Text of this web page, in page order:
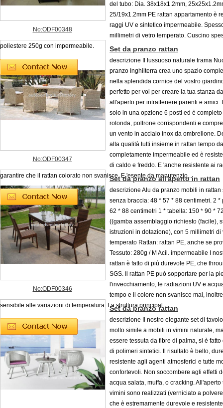
No:ODF00348
del tubo: Dia. 38x18x1.2mm,
25/19x1.2mm PE rattan appartamento è
raggi UV e sintetico impermeabile.
millimetri di vetro temperato. Cuscino
poliestere 250g con impermeabile.
No:ODF00347
Set da pranzo rattan
descrizione Il lussuoso naturale trama
pranzo Inghilterra crea uno spazio
nella splendida cornice del vostro
perfetto per voi per creare la tua stanza
all'aperto per intrattenere parenti e amici.
solo in una opzione 6 posti ed è
rotonda, poltrone corrispondenti e
un vento in acciaio inox da ombrellone.
alta qualità tutti insieme in rattan tempo
completamente impermeabile ed è
di caldo e freddo. E 'anche resistente ai
garantire che il rattan colorato non svanisce. E 'esente da manutenzio...
No:ODF00346
Set da pranzo all'aperto in rattan
descrizione Alu da pranzo mobili in rattan
senza braccia: 48 * 57 * 88 centimetri. 2 *
62 * 88 centimetri 1 * tabella: 150 * 90 *
((gamba assemblaggio richiesto (facile),
istruzioni in dotazione), con 5 millimetri di
temperato Rattan: rattan PE, anche se
Tessuto: 280g / M Acil. impermeabile I
rattan è fatto di più durevole PE, che
SGS. Il rattan PE può sopportare per la
l'invecchiamento, le radiazioni UV e
tempo e il colore non svanisce mai,
sensibile alle variazioni di temperatura. La struttura principal...
Set da pranzo rattan
descrizione Il nostro elegante set di
molto simile a mobili in vimini naturale,
essere tessuta da fibre di palma, si è
di polimeri sintetici. Il risultato è bello,
resistente agli agenti atmosferici e tutte
confortevoli. Non soccombere agli effetti
acqua salata, muffa, o cracking.
vimini sono realizzati (verniciato a
che è estremamente durevole e